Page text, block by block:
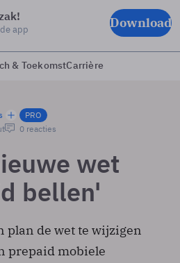
app Download
& ToekomstCarrière
PRO
0 reacties
wet
bellen'
plan de wet te wijzigen
prepaid mobiele